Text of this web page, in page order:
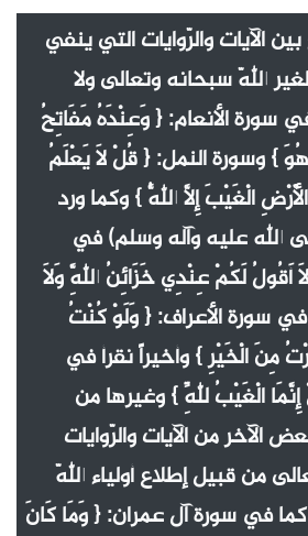
الآيات والرّوايات التي ينفي
اللّه سبحانه وتعالى ولا
سورة الأنعام: { وَعِنْدَهُ مَفَاتِحُ
هُوَ } وسورة النمل: { قُلْ لَا يَعْلَمُ
الْغَيْبَ إِلَّا اللَّهُ } وكما ورد
عليه وآله وسلم) في
أَقُولُ لَكُمْ عِنْدِي خَزَائِنُ اللَّهِ وَلَا
سورة الأعراف: { وَلَوْ كُنْتُ
مِنَ الْخَيْرِ } وأخيراً نقرأ في
الْغَيْبُ لِلَّهِ } وغيرها من
الآخر من الآيات والرّوايات
من قبيل إطلاع أولياء اللّه
في سورة آل عمران: { وَمَا كَانَ